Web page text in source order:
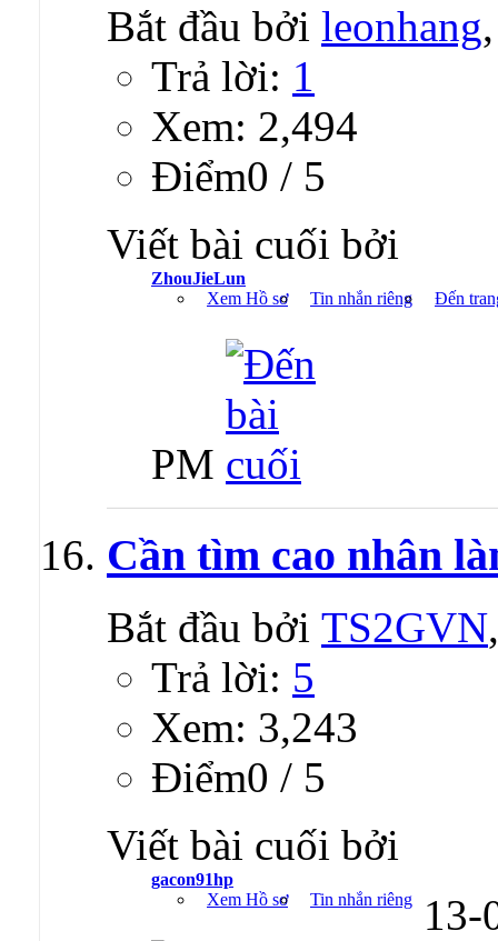
Bắt đầu bởi leonhang
Trả lời: 1
Xem: 2,494
Ðiểm0 / 5
Viết bài cuối bởi
ZhouJieLun
Xem Hồ sơ
Tin nhắn riêng Đến
PM
Cần tìm cao nhân
Bắt đầu bởi TS2GVN
Trả lời: 5
Xem: 3,243
Ðiểm0 / 5
Viết bài cuối bởi
gacon91hp
Xem Hồ sơ
Tin nhắn riêng